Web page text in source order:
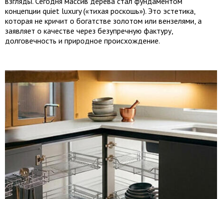
концепции quiet luxury («тихая роскошь»). Это эстетика,
которая не кричит о богатстве золотом или вензелями, а
заявляет о качестве через безупречную фактуру,
долговечность и природное происхождение.